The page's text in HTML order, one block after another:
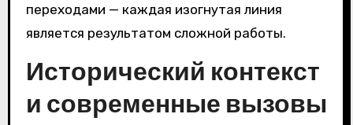
переходами — каждая изогнутая линия
является результатом сложной работы.
Исторический контекст
и современные вызовы